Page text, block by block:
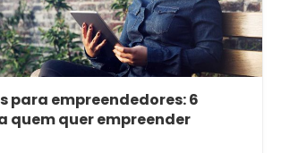
para empreendedores: 6
quem quer empreender